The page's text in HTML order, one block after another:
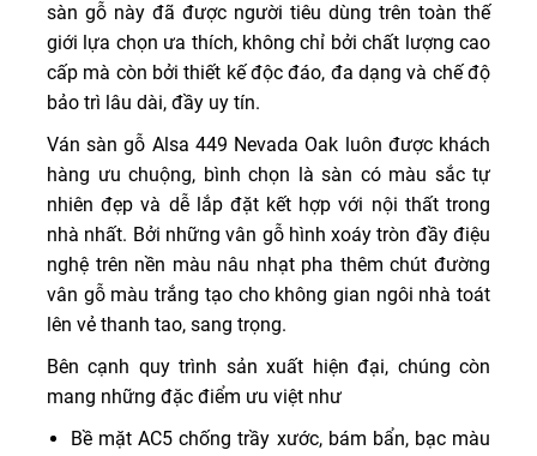
sàn gỗ này đã được người tiêu dùng trên toàn thế
giới lựa chọn ưa thích, không chỉ bởi chất lượng cao
cấp mà còn bởi thiết kế độc đáo, đa dạng và chế độ
bảo trì lâu dài, đầy uy tín.
Ván sàn gỗ Alsa 449 Nevada Oak luôn được khách
hàng ưu chuộng, bình chọn là sàn có màu sắc tự
nhiên đẹp và dễ lắp đặt kết hợp với nội thất trong
nhà nhất. Bởi những vân gỗ hình xoáy tròn đầy điệu
nghệ trên nền màu nâu nhạt pha thêm chút đường
vân gỗ màu trắng tạo cho không gian ngôi nhà toát
lên vẻ thanh tao, sang trọng.
Bên cạnh quy trình sản xuất hiện đại, chúng còn
mang những đặc điểm ưu việt như
Bề mặt AC5 chống trầy xước, bám bẩn, bạc màu